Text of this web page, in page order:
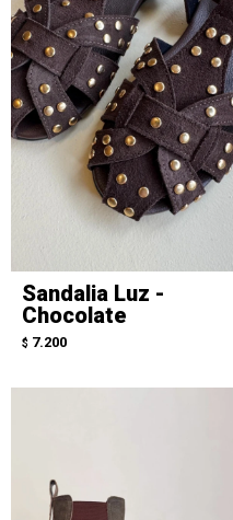
Sandalia Luz -
Chocolate
$ 7.200